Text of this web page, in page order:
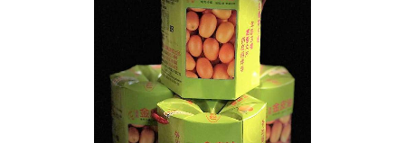
2000元~按讚分享!9折!
全台第一輛到府服務品牌服飾專櫃專車 預約專
線:0953315349
100%美國正品~美國代購短T~全館75折~售完為止!
~週年慶～週年慶～團購聖品~ 金皮油~買滿二千元免